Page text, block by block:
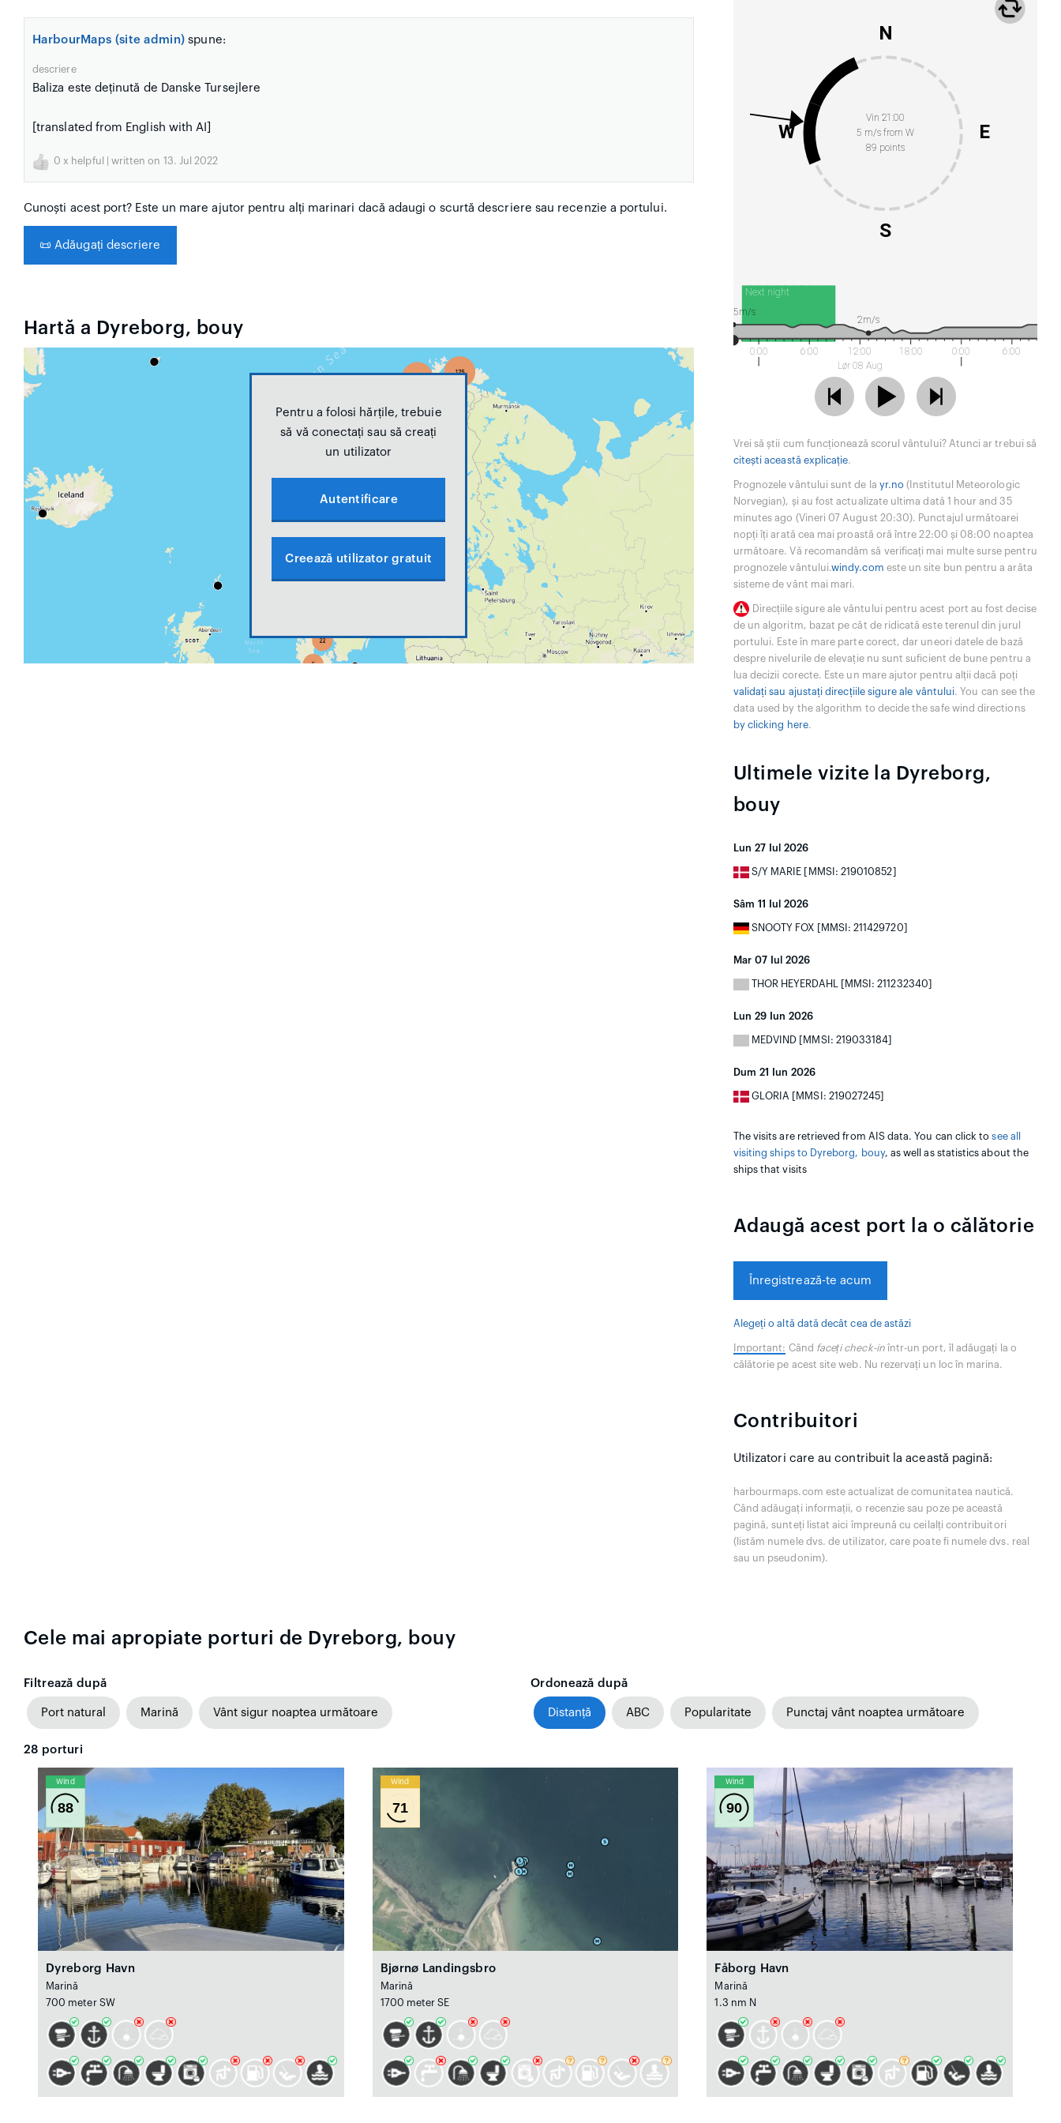
HarbourMaps (site admin) spune:
descriere
Baliza este deținută de Danske Tursejlere
[translated from English with AI]
0 x helpful | written on 13. Jul 2022
Cunoști acest port? Este un mare ajutor pentru alți marinari dacă adaugi o scurtă descriere sau recenzie a portului.
📜 Adăugați descriere
Hartă a Dyreborg, bouy
Pentru a folosi hărțile, trebuie
să vă conectați sau să creați
un utilizator
Autentificare
Creează utilizator gratuit
Vin 21:00
5 m/s from W
89 points
N
E
S
W
Next night
0:00 6:00
12:00
Lør 08 Aug
18:00 0:00 6:00
5m/s
2m/s
Vrei să știi cum funcționează scorul vântului? Atunci ar trebui să
citești această explicație.
Prognozele vântului sunt de la yr.no (Institutul Meteorologic
Norvegian), și au fost actualizate ultima dată 1 hour and 35
minutes ago (Vineri 07 August 20:30). Punctajul următoarei
nopți îți arată cea mai proastă oră între 22:00 și 08:00 noaptea
următoare. Vă recomandăm să verificați mai multe surse pentru
prognozele vântului.windy.com este un site bun pentru a arăta
sisteme de vânt mai mari.
Direcțiile sigure ale vântului pentru acest port au fost decise
de un algoritm, bazat pe cât de ridicată este terenul din jurul
portului. Este în mare parte corect, dar uneori datele de bază
despre nivelurile de elevație nu sunt suficient de bune pentru a
lua decizii corecte. Este un mare ajutor pentru alții dacă poți
validați sau ajustați direcțiile sigure ale vântului. You can see the
data used by the algorithm to decide the safe wind directions
by clicking here.
Ultimele vizite la Dyreborg,
bouy
Lun 27 Iul 2026
S/Y MARIE [MMSI: 219010852]
Sâm 11 Iul 2026
SNOOTY FOX [MMSI: 211429720]
Mar 07 Iul 2026
THOR HEYERDAHL [MMSI: 211232340]
Lun 29 Iun 2026
MEDVIND [MMSI: 219033184]
Dum 21 Iun 2026
GLORIA [MMSI: 219027245]
The visits are retrieved from AIS data. You can click tosee all
visiting ships to Dyreborg, bouy, as well as statistics about the
ships that visits
Adaugă acest port la o călătorie
Înregistrează-te acum
Alegeți o altă dată decât cea de astăzi
Important: Când faceți check-inîntr-un port, îl adăugați la o
călătorie pe acest site web. Nu rezervați un loc în marina.
Contribuitori
Utilizatori care au contribuit la această pagină:
harbourmaps.com este actualizat de comunitatea nautică.
Când adăugați informații, o recenzie sau poze pe această
pagină, sunteți listat aici împreună cu ceilalți contribuitori
(listăm numele dvs. de utilizator, care poate fi numele dvs. real
sau un pseudonim).
Cele mai apropiate porturi de Dyreborg, bouy
Filtrează după
Port natural Marină Vânt sigur noaptea următoare
Ordonează după
Distanță ABC Popularitate Punctaj vânt noaptea următoare
28 porturi
Wind
88
Dyreborg Havn
Marină
700 meter SW
Wind
71
Bjørnø Landingsbro
Marină
1700 meter SE
Wind
90
Fåborg Havn
Marină
1.3 nm N